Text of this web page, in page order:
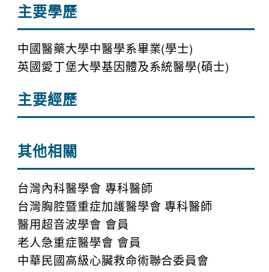
主要學歷
中國醫藥大學中醫學系畢業(學士)
英國愛丁堡大學基因體及系統醫學(碩士)
主要經歷
其他相關
台灣內科醫學會 專科醫師
台灣胸腔暨重症加護醫學會 專科醫師
醫用超音波學會 會員
老人急重症醫學會 會員
中華民國高級心臟救命術聯合委員會